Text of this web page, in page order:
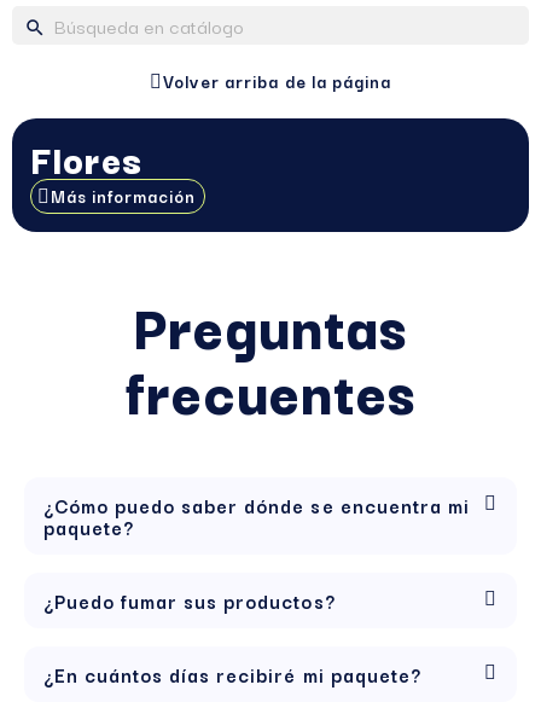
search
Volver arriba de la página
Flores
Más información
Preguntas
frecuentes
¿Cómo puedo saber dónde se encuentra mi
paquete?
¿Puedo fumar sus productos?
¿En cuántos días recibiré mi paquete?